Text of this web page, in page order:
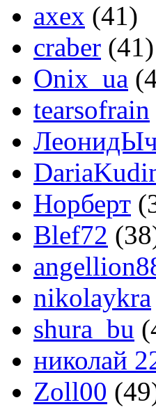
axex (41)
craber (41)
Onix_ua
tearsofrain
Норберт
Blef72
nikolaykra
shura_bu
николай
Zoll00